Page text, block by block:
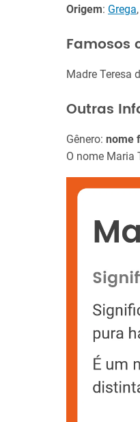
Origem: Grega,
Famosos
Madre Teresa
Outras
Gênero: nome
O nome Maria